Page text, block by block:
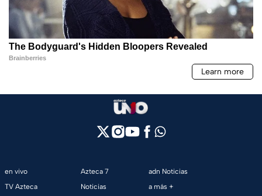
en vivo
TV Azteca
Azteca 7
Noticias
adn Noticias
a más +